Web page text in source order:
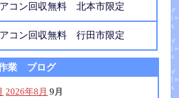
コン回収無料 北本市限定
コン回収無料 行田市限定
業 ブログ
2026年8月 9月